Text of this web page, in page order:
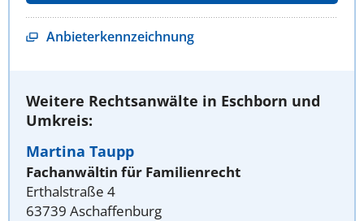
Anbieterkennzeichnung
Weitere Rechtsanwälte in Eschborn und
Umkreis:
Martina Taupp
Fachanwältin für Familienrecht
Erthalstraße 4
63739 Aschaffenburg